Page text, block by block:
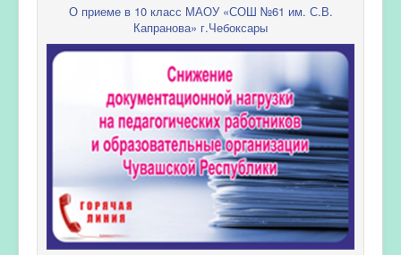
О приеме в 10 класс МАОУ «СОШ №61 им. С.В.
Капранова» г.Чебоксары